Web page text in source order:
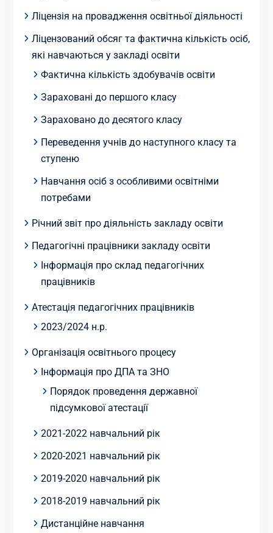
Ліцензія на провадження освітньої діяльності
Ліцензований обсяг та фактична кількість осіб,
які навчаються у закладі освіти
Фактична кількість здобувачів освіти
Зараховані до першого класу
Зараховано до десятого класу
Переведення учнів до наступного класу та
ступеню
Навчання осіб з особливими освітніми
потребами
Річний звіт про діяльність закладу освіти
Педагогічні працівники закладу освіти
Інформація про склад педагогічних
працівників
Атестація педагогічних працівників
2023/2024 н.р.
Організація освітнього процесу
Інформація про ДПА та ЗНО
Порядок проведення державної
підсумкової атестації
2021-2022 навчальний рік
2020-2021 навчальний рік
2019-2020 навчальний рік
2018-2019 навчальний рік
Дистанційне навчання